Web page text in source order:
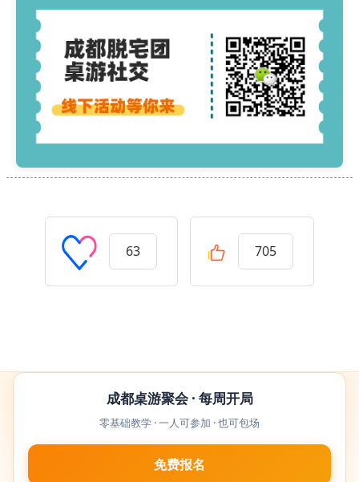
63 705
成都桌游聚会 · 每周开局
零基础教学 · 一人可参加 · 也可包场
免费报名